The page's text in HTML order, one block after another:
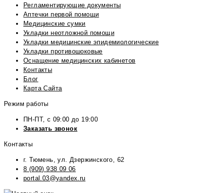
Регламентирующие документы
Аптечки первой помощи
Медицинские сумки
Укладки неотложной помощи
Укладки медицинские эпидемиологические
Укладки противошоковые
Оснащение медицинских кабинетов
Контакты
Блог
Карта Сайта
Режим работы
ПН-ПТ, с 09:00 до 19:00
Заказать звонок
Контакты
г. Тюмень, ул. Дзержинского, 62
8 (909) 938 09 06
portal.03@yandex.ru